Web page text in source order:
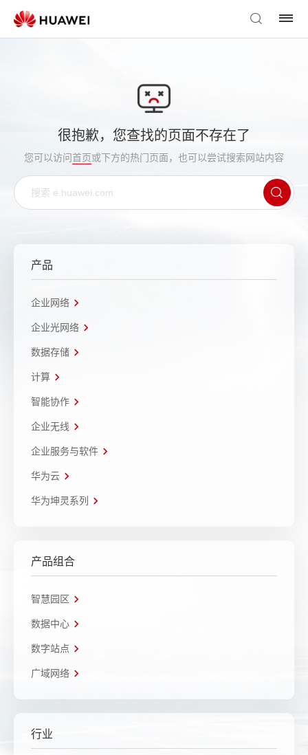
很抱歉，您查找的页面不存在了
您可以访问首页或下方的热门页面，也可以尝试搜索网站内容
产品
企业网络
企业光网络
数据存储
计算
智能协作
企业无线
企业服务与软件
华为云
华为坤灵系列
产品组合
智慧园区
数据中心
数字站点
广域网络
行业